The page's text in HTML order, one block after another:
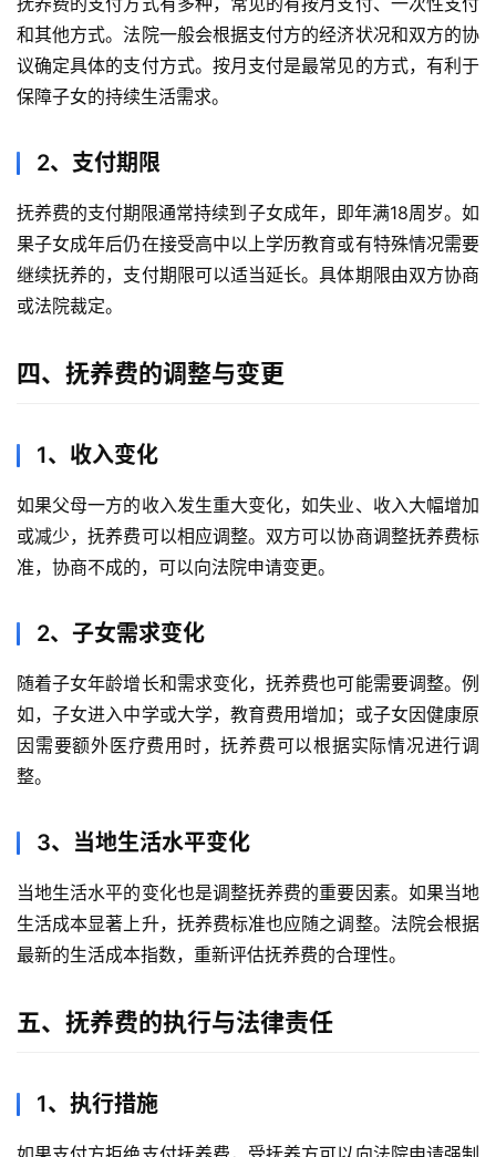
和其他方式。法院一般会根据支付方的经济状况和双方的协
议确定具体的支付方式。按月支付是最常见的方式，有利于
保障子女的持续生活需求。
2、支付期限
抚养费的支付期限通常持续到子女成年，即年满18周岁。如
果子女成年后仍在接受高中以上学历教育或有特殊情况需要
继续抚养的，支付期限可以适当延长。具体期限由双方协商
或法院裁定。
四、抚养费的调整与变更
1、收入变化
如果父母一方的收入发生重大变化，如失业、收入大幅增加
或减少，抚养费可以相应调整。双方可以协商调整抚养费标
准，协商不成的，可以向法院申请变更。
2、子女需求变化
随着子女年龄增长和需求变化，抚养费也可能需要调整。例
如，子女进入中学或大学，教育费用增加；或子女因健康原
因需要额外医疗费用时，抚养费可以根据实际情况进行调
整。
3、当地生活水平变化
当地生活水平的变化也是调整抚养费的重要因素。如果当地
生活成本显著上升，抚养费标准也应随之调整。法院会根据
最新的生活成本指数，重新评估抚养费的合理性。
五、抚养费的执行与法律责任
1、执行措施